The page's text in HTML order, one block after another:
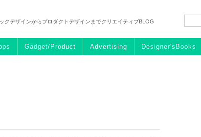
クデザインからプロダクトデザインまでクリエイティブBLOG
Gadget/Product Advertising Designer'sBooks